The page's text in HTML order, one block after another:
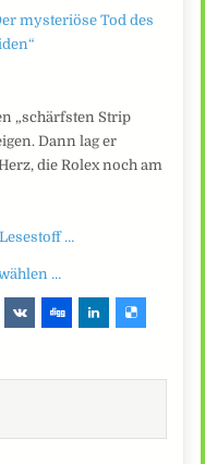
„schärfsten Strip
Dann lag er
die Rolex noch am
…
…